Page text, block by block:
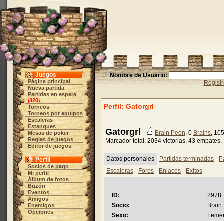
Juegos
Página principal
Nueva partida
Partidas en espera
(320)
Torneos
Torneos por equipos
Escaleras
Estanques
Mesas de poker
Reglas de juegos
Editor de juegos
Perfil
Socios de pago
Mi perfil
Álbum de fotos
Buzón
Eventos
Amigos
Enemigos
Opciones
Nombre de Usuario:
Perfil: Gatorgrl
Gatorgrl - Brain Peón, 0 Brains,
Marcador total: 2034 victorias, 43
Datos personales Partidas terminadas
Escaleras
Foros Enlaces Exitos
ID:
2978
Socio:
Brain
Sexo: